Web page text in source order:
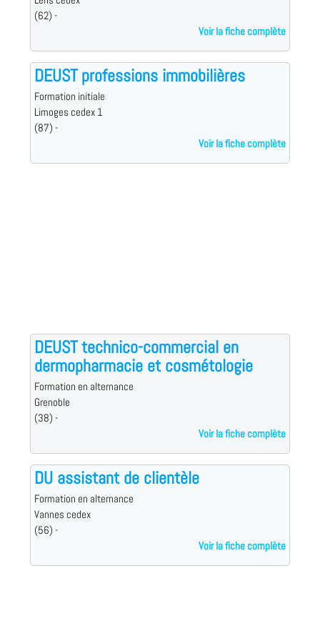
(62) -
Voir la fiche complète
DEUST professions immobilières
Formation initiale
Limoges cedex 1
(87) -
Voir la fiche complète
DEUST technico-commercial en
dermopharmacie et cosmétologie
Formation en alternance
Grenoble
(38) -
Voir la fiche complète
DU assistant de clientèle
Formation en alternance
Vannes cedex
(56) -
Voir la fiche complète